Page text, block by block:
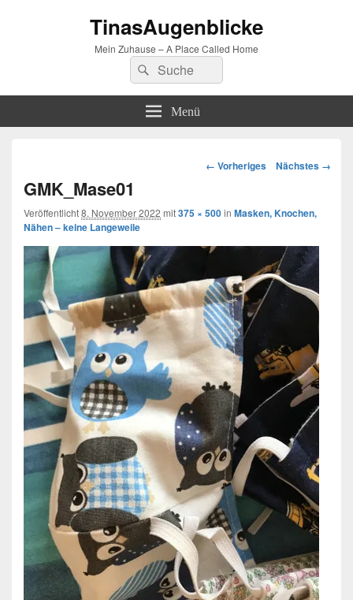
TinasAugenblicke
Mein Zuhause – A Place Called Home
Suchen
nach:
Suchen
Menü
Bilder-
← Vorheriges Nächstes →
GMK_Mase01
Veröffentlicht8. November 2022 mit375 × 500in Masken, Knochen,
Nähen – keine Langeweile